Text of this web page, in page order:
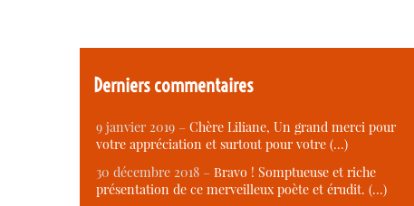
Derniers commentaires
9 janvier 2019 – Chère Liliane, Un grand merci pour
votre appréciation et surtout pour votre (…)
30 décembre 2018 – Bravo ! Somptueuse et riche
présentation de ce merveilleux poète et érudit. (…)